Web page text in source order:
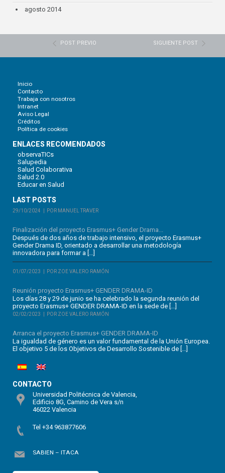
agosto 2014
POST PREVIO SIGUIENTE POST
Inicio
Contacto
Trabaja con nosotros
Intranet
Aviso Legal
Créditos
Política de cookies
ENLACES RECOMENDADOS
observaTICs
Salupedia
Salud Colaborativa
Salud 2.0
Educar en Salud
LAST POSTS
29/10/2024 POR MANUEL TRAVER
Finalización del proyecto Erasmus+ Gender Drama...
Después de dos años de trabajo intensivo, el proyecto Erasmus+
Gender Drama ID, orientado a desarrollar una metodología
innovadora para formar a […]
01/07/2023 POR ZOE VALERO RAMÓN
Reunión proyecto Erasmus+ GENDER DRAMA-ID
Los días 28 y 29 de junio se ha celebrado la segunda reunión del
proyecto Erasmus+ GENDER DRAMA-ID en la sede de […]
02/02/2023 POR ZOE VALERO RAMÓN
Arranca el proyecto Erasmus+ GENDER DRAMA-ID
La igualdad de género es un valor fundamental de la Unión Europea.
El objetivo 5 de los Objetivos de Desarrollo Sostenible de […]
CONTACTO
Universidad Politécnica de Valencia,
Edificio 8G, Camino de Vera s/n
46022 Valencia
Tel +34 963877606
SABIEN – ITACA